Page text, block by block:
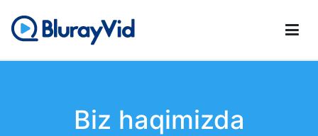
oʻtish
BlurayVid
Biz haqimizda